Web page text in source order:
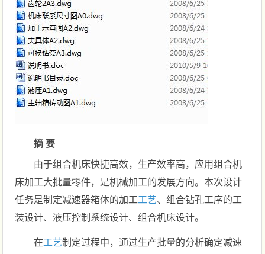
摘 要
由于组合机床快捷高效，生产效率高，应用组合机
床加工大批量零件，是机械加工的发展方向。本次设计
任务是制定减速器箱体的加工工艺、组合钻孔工序的工
装设计、液压控制系统设计、组合机床设计。
在工艺制定过程中，通过生产批量的分析确定减速